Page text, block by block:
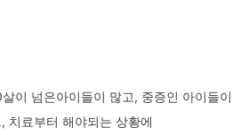
이 넘은아이들이 많고, 중증인 아이들
치료부터 해야되는 상황에